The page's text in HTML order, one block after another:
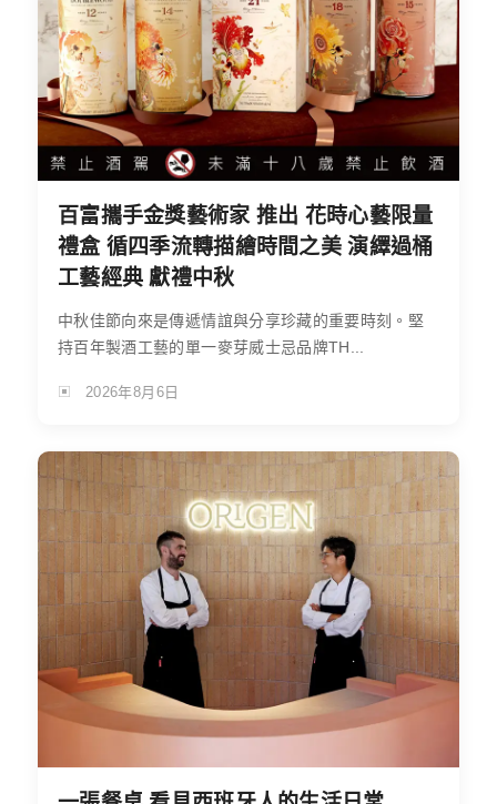
百富攜手金獎藝術家 推出 花時心藝限量
禮盒 循四季流轉描繪時間之美 演繹過桶
工藝經典 獻禮中秋
中秋佳節向來是傳遞情誼與分享珍藏的重要時刻。堅
持百年製酒工藝的單一麥芽威士忌品牌TH...
2026年8月6日